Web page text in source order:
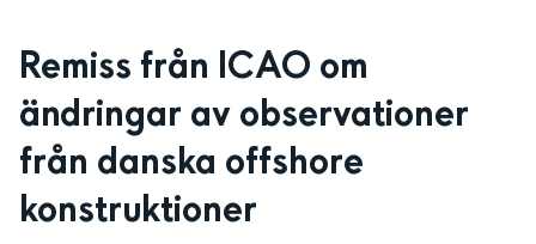
Remiss från ICAO om
ändringar av observationer
från danska offshore
konstruktioner